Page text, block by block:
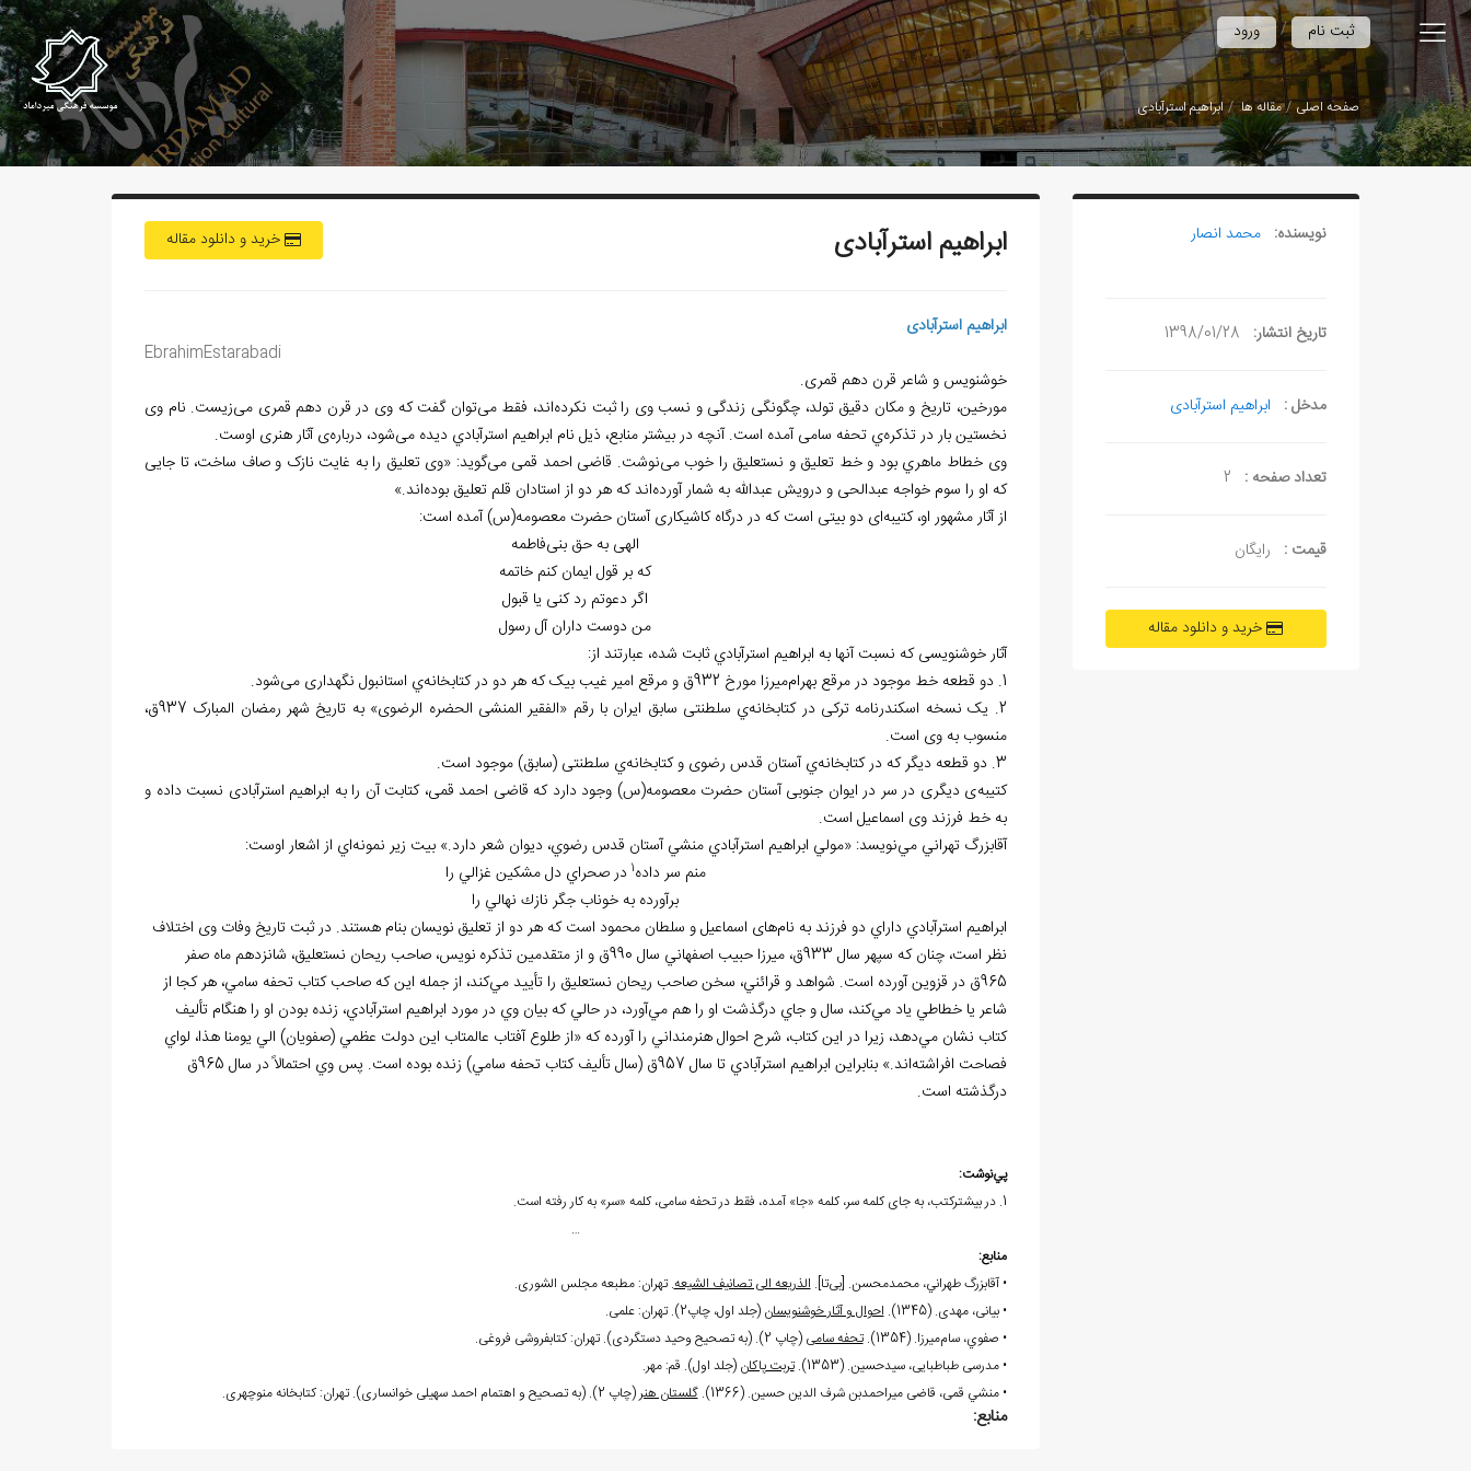
ورود / ثبت نام
صفحه اصلی مقاله ها ابراهیم استرآبادی
نویسنده: محمد انصار
تاریخ انتشار: 1398/01/28
مدخل : ابراهیم استرآبادی
تعداد صفحه : 2
قیمت : رایگان
خرید و دانلود مقاله
خرید و دانلود مقاله ابراهیم استرآبادی
ابراهیم استرآبادی
EbrahimEstarabadi
خوشنویس و شاعر قرن دهم قمری.
مورخین، تاریخ و مکان دقیق تولد، چگونگی زندگی و نسب وی را ثبت نکردهاند، فقط میتوان گفت که وی در قرن دهم قمری میزیست. نام وی
نخستین بار در تذکرهي تحفه سامی آمده است. آنچه در بیشتر منابع، ذيل نام ابراهیم استرآبادي دیده میشود، دربارهی آثار هنری اوست.
وی خطاط ماهري بود و خط تعلیق و نستعلیق را خوب مینوشت. قاضی احمد قمی میگوید: «وی تعلیق را به غایت نازک و صاف ساخت، تا جایی
که او را سوم خواجه عبدالحی و درویش عبدالله به شمار آوردهاند که هر دو از استادان قلم تعلیق بودهاند.»
از آثار مشهور او، کتیبهای دو بیتی است که در درگاه کاشیکاری آستان حضرت معصومه(س) آمده است:
الهی به حق بنیفاطمه
که بر قول ایمان کنم خاتمه
اگر دعوتم رد کنی یا قبول
من دوست داران آل رسول
آثار خوشنویسی که نسبت آن‏ها به ابراهیم استرآبادي ثابت شده، عبارتند از:
1. دو قطعه خط موجود در مرقع بهرام
میرزا مورخ 932ق و مرقع امیر غیب بیک که هر دو در کتابخانه ي استانبول نگهداری میشود.
2. یک نسخه اسکندرنامه ترکی در کتابخانه
ي سلطنتی سابق ایران با رقم «الفقیر المنشی الحضره الرضوی» به تاریخ شهر رمضان المبارک 937ق،
منسوب به وی است.
3. دو قطعه دیگر که در کتابخانه
ي آستان قدس رضوی و کتابخانهي سلطنتی (سابق) موجود است.
کتیبهی دیگری در سر در ایوان جنوبی آستان حضرت معصومه(س) وجود دارد که قاضی احمد قمی، کتابت آن را به ابراهیم استرآبادی نسبت داده و
به خط فرزند وی اسماعیل است.
آقابزرگ تهراني مينويسد: «مولي ابراهيم استرآبادي منشي آستان قدس رضوي، ديوان شعر دارد.» بيت زير نمونهاي از اشعار اوست:
منم سر داده1 در صحراي دل مشكين غزالي را
برآورده به خوناب جگر نازك نهالي را
ابراهيم استرآبادي داراي دو فرزند به نامهای اسماعیل و سلطان محمود است که هر دو از تعلیق نویسان بنام هستند. در ثبت تاريخ وفات وی اختلاف
نظر است، چنان که سپهر سال 933ق، ميرزا حبيب اصفهاني سال 990ق و از متقدمين تذكره نويس، صاحب ريحان نستعليق، شانزدهم ماه صفر
965ق در قزوين آورده
است. شواهد و قرائني، سخن صاحب ريحان نستعليق را تأييد ميكند، از جمله اين كه صاحب كتاب تحفه سامي، هر كجا از
شاعر يا خطاطي ياد ميكند، سال و جاي درگذشت او را هم ميآورد، در حالي كه بيان وي در مورد ابراهيم استرآبادي، زنده بودن او را هنگام تأليف
كتاب نشان ميدهد، زيرا در اين كتاب، شرح احوال هنرمنداني را آورده كه «از طلوع آفتاب عالمتاب اين دولت عظمي (صفويان) الي يومنا هذا، لواي
فصاحت افراشته
اند.» بنابراين ابراهيم استرآبادي تا سال 957ق (سال تأليف كتاب تحفه سامي) زنده بوده است. پس وي احتمالاً در سال 965ق
درگذشته است.
پينوشت:
1. در بیشترکتب، به جای کلمه سر، کلمه «جا» آمده، فقط در تحفه سامی، کلمه «سر» به کار رفته است.
…
منابع:
• آقابزرگ طهراني، محمدمحسن. [بیتا].الذریعه الی تصانیف الشیعه. تهران: مطبعه مجلس الشوری.
• بیانی، مهدی. (1345).
احوال و آثار خوشنویسان (جلد اول، چاپ2). تهران: علمی.
• صفوي، سامميرزا. (1354). تحفه سامی (چاپ 2). (به تصحیح وحید دستگردی). تهران: کتابفروشی فروغی.
• مدرسی طباطبایی، سیدحسین. (1353).
تربت پاکان (جلد اول). قم: مهر.
• منشي قمی، قاضی میراحمدبن شرف الدین حسین. (1366).
گلستان هنر(چاپ 2). (به تصحیح و اهتمام احمد سهیلی خوانساری). تهران: کتابخانه منوچهری.
منابع: